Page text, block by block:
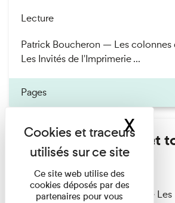
Lecture
Patrick Boucheron — Les colonnes
Les Invités de l'Imprimerie ...
Pages
Marie Cosnay - Toi et
Lecture
Marie Cosnay — Toi et ton frère
Ce site web utilise des
cookies déposés par des
partenaires pour vous
X